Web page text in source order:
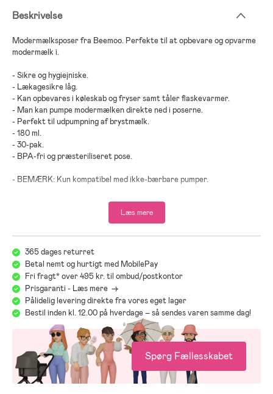
Beskrivelse
Modermælksposer fra Beemoo. Perfekte til at opbevare og opvarme
modermælk i.
- Sikre og hygiejniske.
- Lækagesikre låg.
- Kan opbevares i køleskab og fryser samt tåler flaskevarmer.
- Man kan pumpe modermælken direkte ned i poserne.
- Perfekt til udpumpning af brystmælk.
- 180 ml.
- 30-pak.
- BPA-fri og præsteriliseret pose.
- BEMÆRK: Kun kompatibel med ikke-bærbare pumper.
fortrydelsesret, efter at du har åbnet emballagen. Læs mere om
vores handelsbetingelser på kundeservicesiden.
Læs mere
365 dages returret
Betal nemt og hurtigt med MobilePay
Fri fragt* over 495 kr. til ombud/postkontor
Prisgaranti - Læs mere ->
Pålidelig levering direkte fra vores eget lager
Bestil inden kl. 12.00 på hverdage – så sendes varen samme dag!
Spørg Fællesskabet